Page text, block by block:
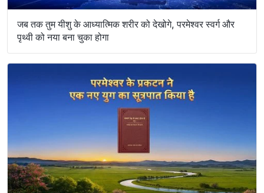
जब तक तुम यीशु के आध्यात्मिक शरीर को देखोगे, परमेश्वर स्वर्ग और
पृथ्वी को नया बना चुका होगा